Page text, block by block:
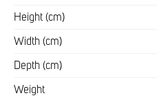
Height (cm)
Width (cm)
Depth (cm)
Weight